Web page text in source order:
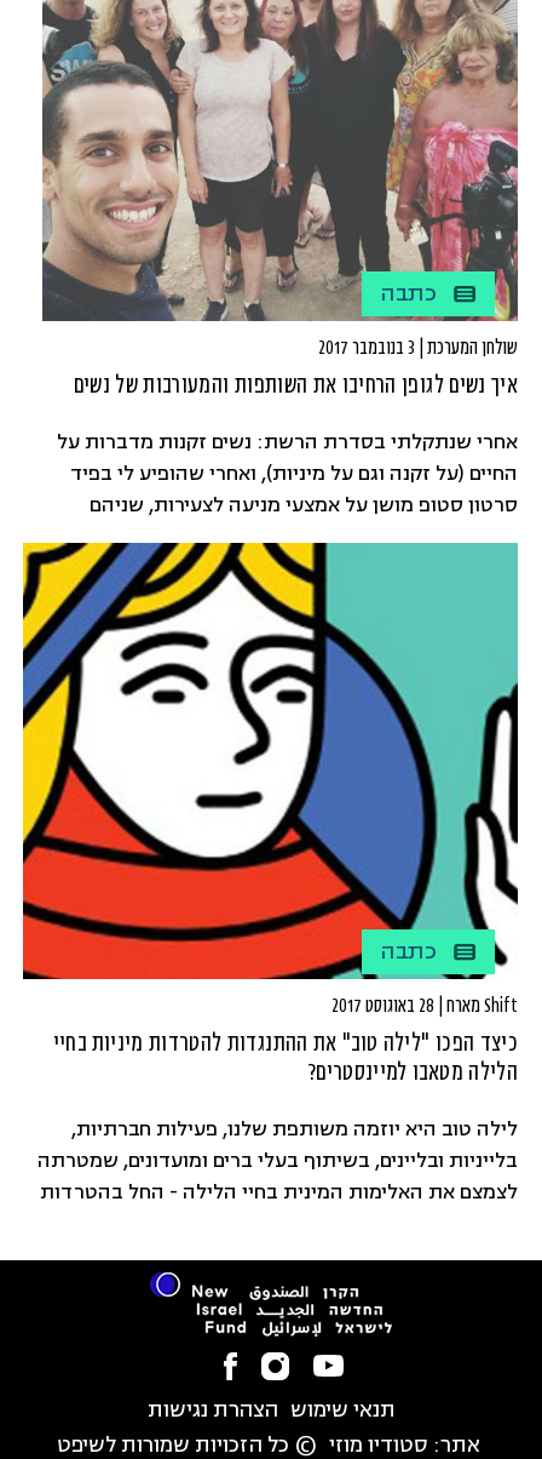
כתבה
שולחן המערכת | 3 בנובמבר 2017
איך נשים לגופן הרחיבו את השותפות והמעורבות של נשים
אחרי שנתקלתי בסדרת הרשת: נשים זקנות מדברות על
החיים (על זקנה וגם על מיניות), ואחרי שהופיע לי בפיד
סרטון סטופ מושן על אמצעי מניעה לצעירות, שניהם
"מוצרים דיגיטליים" של עמותת נשים לגופן, סקרנה אותי
השאלה: מה הניע אותן לעשות את הקפיצה הזאת אל
כתבה
Shift מארח | 28 באוגוסט 2017
כיצד הפכו "לילה טוב" את ההתנגדות להטרדות מיניות בחיי
הלילה מטאבו למיינסטרים?
לילה טוב היא יוזמה משותפת שלנו, פעילות חברתיות,
בלייניות ובליינים, בשיתוף בעלי ברים ומועדונים, שמטרתה
לצמצם את האלימות המינית בחיי הלילה - החל בהטרדות
תנאי שימוש הצהרת נגישות
אתר: סטודיו מוזי © כל הזכויות שמורות לשיפט